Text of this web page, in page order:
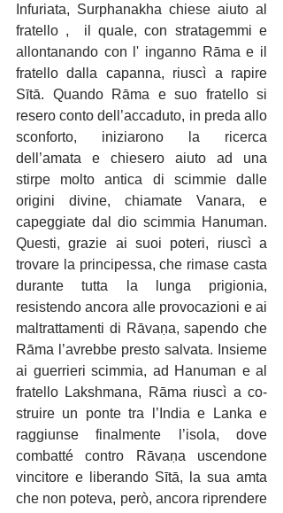
Infuriata, Surphanakha chiese aiuto al
fratello ,  il quale, con stratagemmi e
allontanando con l' inganno Rāma e il
fratello dalla capanna, riuscì a rapire
Sītā. Quando Rāma e suo fratello si
resero conto dell’accaduto, in preda allo
sconforto, iniziarono la ricerca
dell’amata e chiesero aiuto ad una
stirpe molto antica di scimmie dalle
origini divine, chiamate Vanara, e
capeggiate dal dio scimmia Hanuman.
Questi, grazie ai suoi poteri, riuscì a
trovare la principessa, che rimase casta
durante tutta la lunga prigionia,
resistendo ancora alle provocazioni e ai
maltrattamenti di Rāvaṇa, sapendo che
Rāma l’avrebbe presto salvata. Insieme
ai guerrieri scimmia, ad Hanuman e al
fratello Lakshmana, Rāma riuscì a co-
struire un ponte tra l’India e Lanka e
raggiunse finalmente l’isola, dove
combatté contro Rāvaṇa uscendone
vincitore e liberando Sītā, la sua amta
che non poteva, però, ancora riprendere